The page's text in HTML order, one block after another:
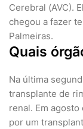
Cerebral (AVC).
chegou a fazer
Palmeiras.
Quais
Na última
transplante de
renal. Em
por um